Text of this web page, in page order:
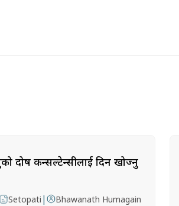
दोष कन्सल्टेन्सीलाई दिन खोज्नु
Setopati | Bhawanath Humagain